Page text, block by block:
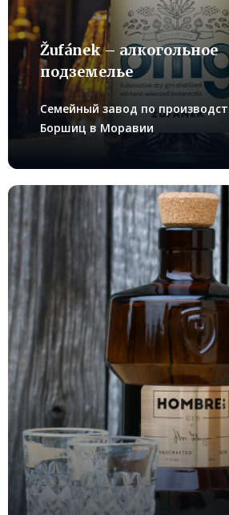
Žufánek – алкoгoльное
подземелье
Семейный завод по
Боршиц в Моравии